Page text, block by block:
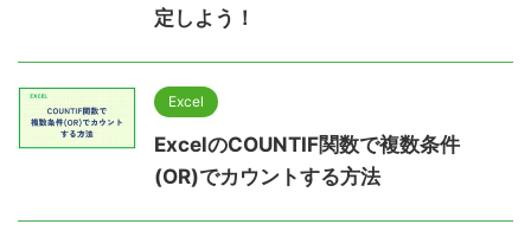
定しよう！
Excel
ExcelのCOUNTIF関数で複数条件
(OR)でカウントする方法